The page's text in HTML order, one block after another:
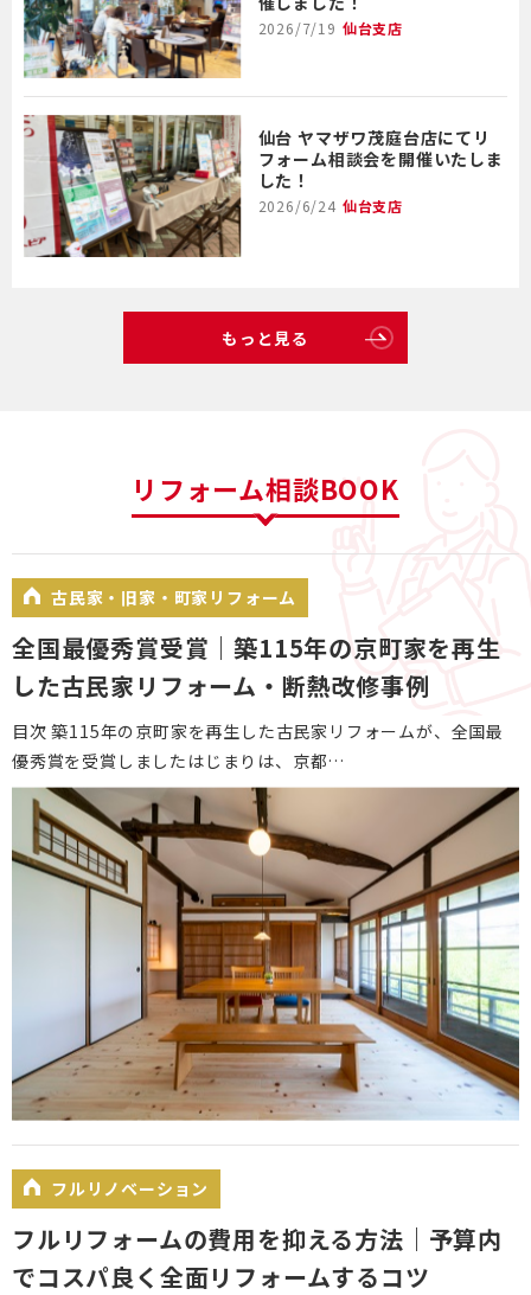
2026/7/19 仙台支店
仙台 ヤマザワ茂庭台店にてリ
フォーム相談会を開催いたしま
した！
2026/6/24 仙台支店
もっと見る
リフォーム相談BOOK
古民家・旧家・町家リフォーム
全国最優秀賞受賞｜築115年の京町家を再生
した古民家リフォーム・断熱改修事例
目次 築115年の京町家を再生した古民家リフォームが、全国最
優秀賞を受賞しましたはじまりは、京都…
フルリノベーション
フルリフォームの費用を抑える方法｜予算内
でコスパ良く全面リフォームするコツ